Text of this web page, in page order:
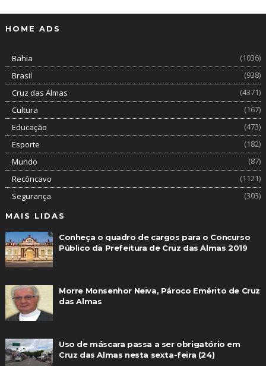
HOME ADS
Bahia
(1036)
Brasil
(938)
Cruz das Almas
(4371)
Cultura
(167)
Educação
(473)
Esporte
(182)
Mundo
(87)
Recôncavo
(1121)
Segurança
(303)
MAIS LIDAS
Conheça o quadro de cargos para o Concurso
Público da Prefeitura de Cruz das Almas 2019
Morre Monsenhor Neiva, Pároco Emérito de Cruz
das Almas
Uso de máscara passa a ser obrigatório em
Cruz das Almas nesta sexta-feira (24)